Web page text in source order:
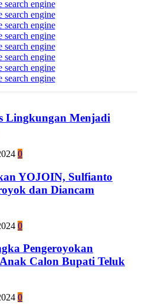
Lingkungan Menjadi
0
YOJOIN, Sulfianto
dan Diancam
0
Pengeroyokan
Calon Bupati Teluk
0